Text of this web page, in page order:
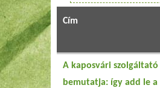
Cím
A kaposvári szolgáltató
bemutatja: így add le a